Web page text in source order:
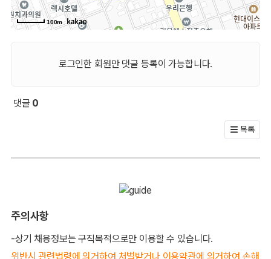
100m
로그인한 회원만 댓글 등록이 가능합니다.
댓글 0
목록
주의사항
-상기 채용정보는 구직목적으로만 이용할 수 있습니다.
위반시 관련법령에 의거하여 처벌받거나 이용약관에 의거하여 손해